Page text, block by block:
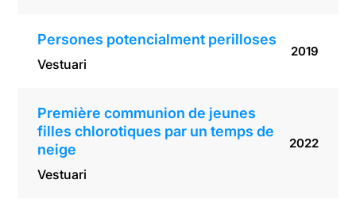
Persones potencialment perilloses
Vestuari
2019
Première communion de jeunes
filles chlorotiques par un temps de
neige
Vestuari
2022